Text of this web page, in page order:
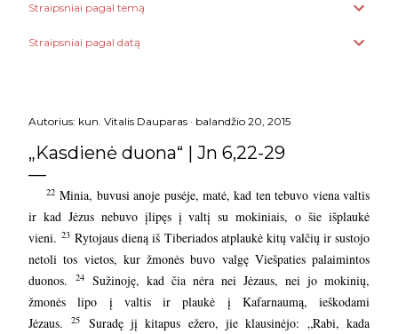
Straipsniai pagal temą
Straipsniai pagal datą
Autorius: kun. Vitalis Dauparas balandžio 20, 2015
„Kasdienė duona“ | Jn 6,22-29
22 Minia, buvusi anoje pusėje, matė, kad ten tebuvo viena valtis
ir kad Jėzus nebuvo įlipęs į valtį su mokiniais, o šie išplaukė
vieni. 23 Rytojaus dieną iš Tiberiados atplaukė kitų valčių ir sustojo
netoli tos vietos, kur žmonės buvo valgę Viešpaties palaimintos
duonos.
24
Sužinoję, kad čia nėra nei Jėzaus, nei jo mokinių,
žmonės lipo į valtis ir plaukė į Kafarnaumą, ieškodami
Jėzaus.
25
Suradę jį kitapus ežero, jie klausinėjo: „Rabi, kada